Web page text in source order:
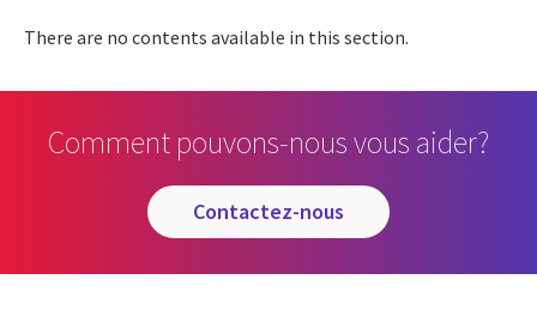
There are no contents available in this section.
Comment pouvons-nous vous aider?
contactez-nous